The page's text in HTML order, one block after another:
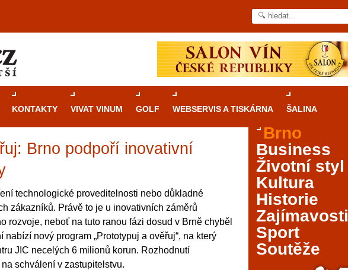
KONTAKTY VIVAT VINUM GOLF WEBSERVIS A TISKÁRNA ŠALINA
Brno podpoří inovativní
technologické proveditelnosti nebo důkladné
zákazníků. Právě to je u inovativních záměrů
rozvoje, neboť na tuto ranou fázi dosud v Brně chyběl
nový program „Prototypuj a ověřuj“, na který
JIC necelých 6 milionů korun. Rozhodnutí
schválení v zastupitelstvu.
Průvodcekasinovými hrami v Brně: Od
Brno je městem známým pro zajímavé památky, skvělé
restaurace, divadla a univerzity. Mimo jiné je ale také
místem, kde si můžete legálně a bezpečně vyzkoušet
různé kasinové hry. V neustále kvetoucí moravské
metropoli naleznete širokou nabídku her od klasické
rulety až po moderní automaty jak pro pravidelné
hráče. V...
Brno
Business
Životní styl
Kultura
Historie
Zajímavosti
Sport
Soutěže